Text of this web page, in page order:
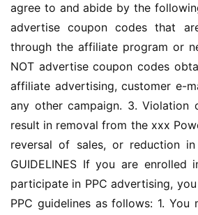
u
b
干
货
选
agree to and abide by the
advertise coupon codes that
through the affiliate program or
NOT advertise coupon codes
affiliate advertising, customer e-
any other campaign. 3. Violation
result in removal from the xxx
reversal of sales, or reduction in
GUIDELINES If you are enrolled
participate in PPC advertising,
PPC guidelines as follows: 1.